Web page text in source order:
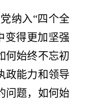
纳入“四个全
变得更加坚强
何始终不忘初
政能力和领导
问题，如何始